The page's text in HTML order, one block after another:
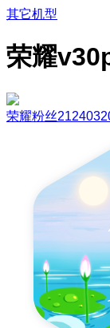
其它机型
荣耀
荣耀粉丝